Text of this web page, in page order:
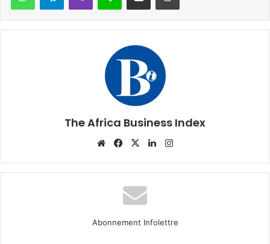
The Africa Business Index
WebsiteFacebook
X Linkedin
Abonnement Infolettre